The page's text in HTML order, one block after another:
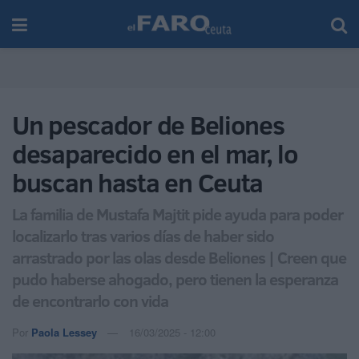
Un pescador de Beliones
desaparecido en el mar, lo
buscan hasta en Ceuta
La familia de Mustafa Majtit pide ayuda para poder
localizarlo tras varios días de haber sido
arrastrado por las olas desde Beliones | Creen que
pudo haberse ahogado, pero tienen la esperanza
de encontrarlo con vida
Por Paola Lessey 16/03/2025 - 12:00